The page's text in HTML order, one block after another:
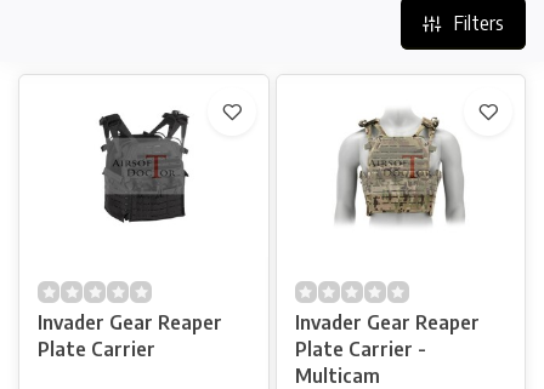
Filters
Invader Gear Reaper
Plate Carrier
Invader Gear Reaper
Plate Carrier -
Multicam